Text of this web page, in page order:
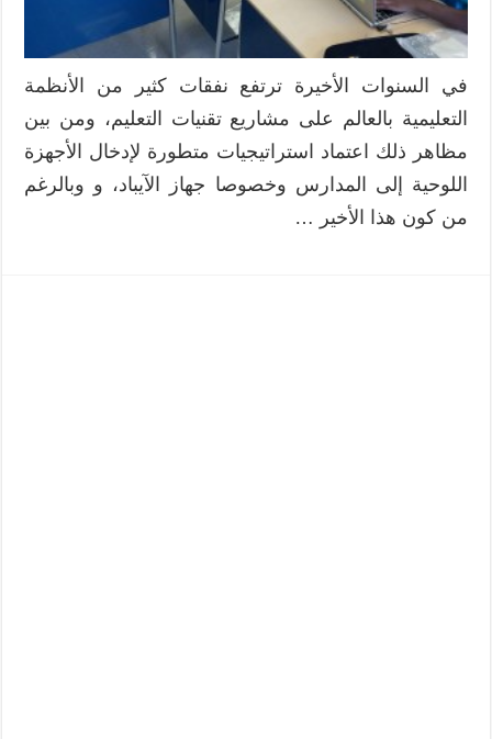
في السنوات الأخيرة ترتفع نفقات كثير من الأنظمة
التعليمية بالعالم على مشاريع تقنيات التعليم، ومن بين
مظاهر ذلك اعتماد استراتيجيات متطورة لإدخال الأجهزة
اللوحية إلى المدارس وخصوصا جهاز الآيباد، و وبالرغم
من كون هذا الأخير …